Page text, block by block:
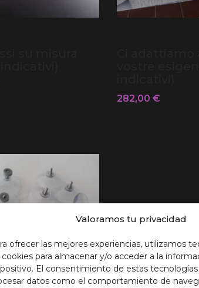
Valoramos tu privacidad
ofrecer las mejores experiencias, utilizamos
cookies para almacenar y/o acceder a la
El consentimiento de estas
datos como el comportamiento de
282,00€